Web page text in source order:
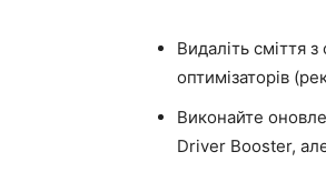
Видаліть сміття
оптимізаторів
Виконайте
Driver Booster,